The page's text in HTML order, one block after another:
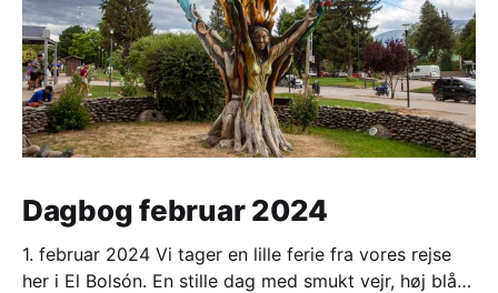
Dagbog februar 2024
1. februar 2024 Vi tager en lille ferie fra vores rejse
her i El Bolsón. En stille dag med smukt vejr, høj blå